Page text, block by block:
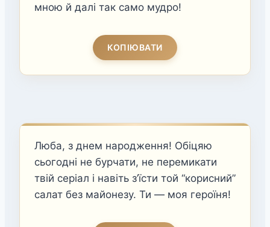
мною й далі так само мудро!
КОПІЮВАТИ
Люба, з днем народження! Обіцяю
сьогодні не бурчати, не перемикати
твій серіал і навіть з’їсти той “корисний”
салат без майонезу. Ти — моя героїня!